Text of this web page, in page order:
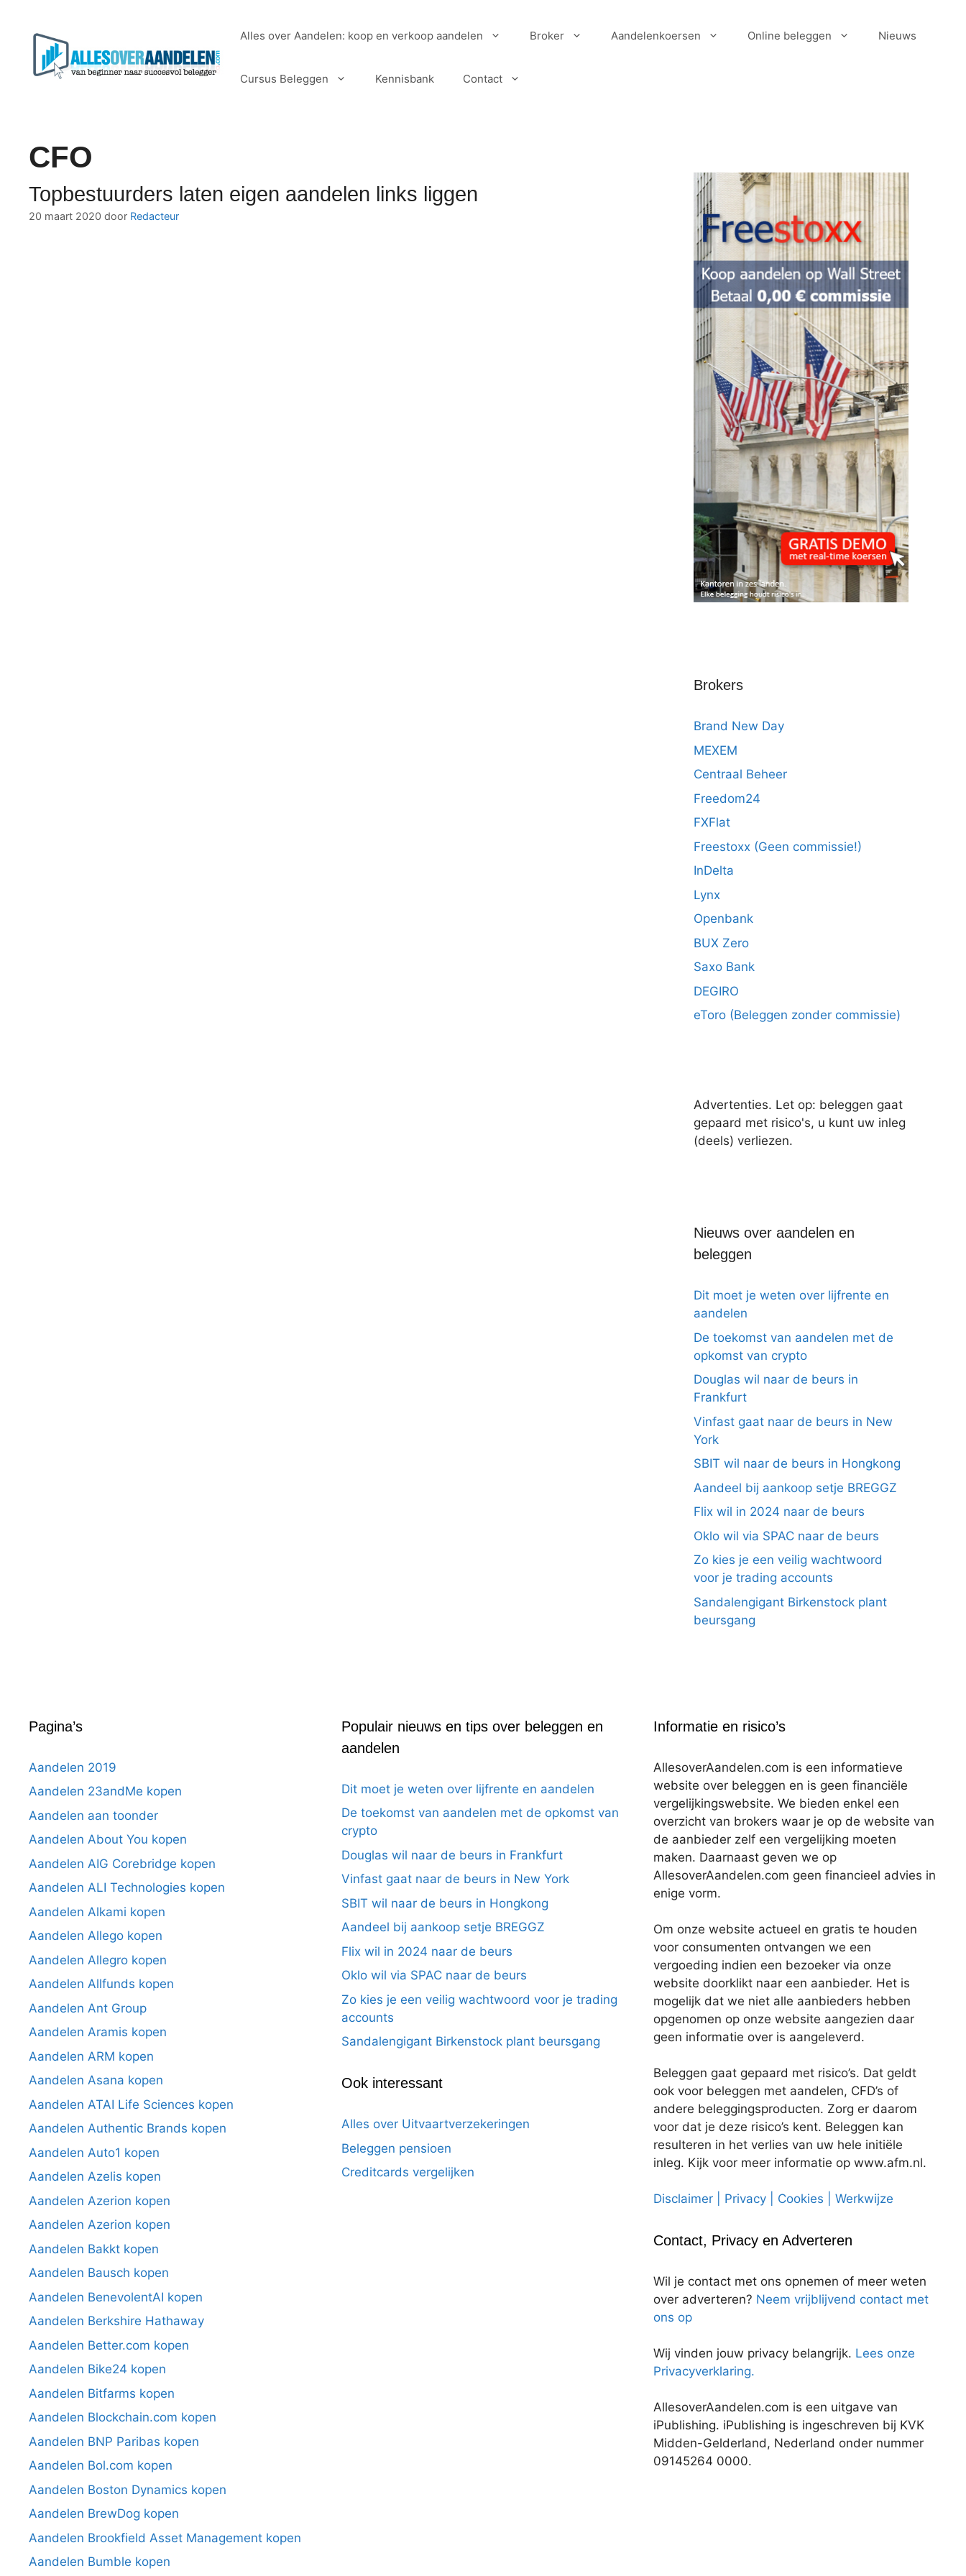
Alles over Aandelen: koop en verkoop aandelen Broker Aandelenkoersen Online beleggen Nieuws
Cursus Beleggen Kennisbank Contact
CFO
Topbestuurders laten eigen aandelen links liggen
20 maart 2020 door Redacteur
Brokers
Brand New Day
MEXEM
Centraal Beheer
Freedom24
FXFlat
Freestoxx (Geen commissie!)
InDelta
Lynx
Openbank
BUX Zero
Saxo Bank
DEGIRO
eToro (Beleggen zonder commissie)
Advertenties. Let op: beleggen gaat
gepaard met risico's, u kunt uw inleg
(deels) verliezen.
Nieuws over aandelen en
beleggen
Dit moet je weten over lijfrente en
aandelen
De toekomst van aandelen met de
opkomst van crypto
Douglas wil naar de beurs in
Frankfurt
Vinfast gaat naar de beurs in New
York
SBIT wil naar de beurs in Hongkong
Aandeel bij aankoop setje BREGGZ
Flix wil in 2024 naar de beurs
Oklo wil via SPAC naar de beurs
Zo kies je een veilig wachtwoord
voor je trading accounts
Sandalengigant Birkenstock plant
beursgang
Pagina’s
Aandelen 2019
Aandelen 23andMe kopen
Aandelen aan toonder
Aandelen About You kopen
Aandelen AIG Corebridge kopen
Aandelen ALI Technologies kopen
Aandelen Alkami kopen
Aandelen Allego kopen
Aandelen Allegro kopen
Aandelen Allfunds kopen
Aandelen Ant Group
Aandelen Aramis kopen
Aandelen ARM kopen
Aandelen Asana kopen
Aandelen ATAI Life Sciences kopen
Aandelen Authentic Brands kopen
Aandelen Auto1 kopen
Aandelen Azelis kopen
Aandelen Azerion kopen
Aandelen Azerion kopen
Aandelen Bakkt kopen
Aandelen Bausch kopen
Aandelen BenevolentAI kopen
Aandelen Berkshire Hathaway
Aandelen Better.com kopen
Aandelen Bike24 kopen
Aandelen Bitfarms kopen
Aandelen Blockchain.com kopen
Aandelen BNP Paribas kopen
Aandelen Bol.com kopen
Aandelen Boston Dynamics kopen
Aandelen BrewDog kopen
Aandelen Brookfield Asset Management kopen
Aandelen Bumble kopen
Populair nieuws en tips over beleggen en
aandelen
Dit moet je weten over lijfrente en aandelen
De toekomst van aandelen met de opkomst van
crypto
Douglas wil naar de beurs in Frankfurt
Vinfast gaat naar de beurs in New York
SBIT wil naar de beurs in Hongkong
Aandeel bij aankoop setje BREGGZ
Flix wil in 2024 naar de beurs
Oklo wil via SPAC naar de beurs
Zo kies je een veilig wachtwoord voor je trading
accounts
Sandalengigant Birkenstock plant beursgang
Ook interessant
Alles over Uitvaartverzekeringen
Beleggen pensioen
Creditcards vergelijken
Informatie en risico’s
AllesoverAandelen.com is een informatieve
website over beleggen en is geen financiële
vergelijkingswebsite. We bieden enkel een
overzicht van brokers waar je op de website van
de aanbieder zelf een vergelijking moeten
maken. Daarnaast geven we op
AllesoverAandelen.com geen financieel advies in
enige vorm.
Om onze website actueel en gratis te houden
voor consumenten ontvangen we een
vergoeding indien een bezoeker via onze
website doorklikt naar een aanbieder. Het is
mogelijk dat we niet alle aanbieders hebben
opgenomen op onze website aangezien daar
geen informatie over is aangeleverd.
Beleggen gaat gepaard met risico’s. Dat geldt
ook voor beleggen met aandelen, CFD’s of
andere beleggingsproducten. Zorg er daarom
voor dat je deze risico’s kent. Beleggen kan
resulteren in het verlies van uw hele initiële
inleg. Kijk voor meer informatie op www.afm.nl.
Disclaimer | Privacy | Cookies | Werkwijze
Contact, Privacy en Adverteren
Wil je contact met ons opnemen of meer weten
over adverteren? Neem vrijblijvend contact met
ons op
Wij vinden jouw privacy belangrijk. Lees onze
Privacyverklaring.
AllesoverAandelen.com is een uitgave van
iPublishing. iPublishing is ingeschreven bij KVK
Midden-Gelderland, Nederland onder nummer
09145264 0000.